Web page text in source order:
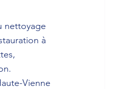
nettoyage
à
Vienne